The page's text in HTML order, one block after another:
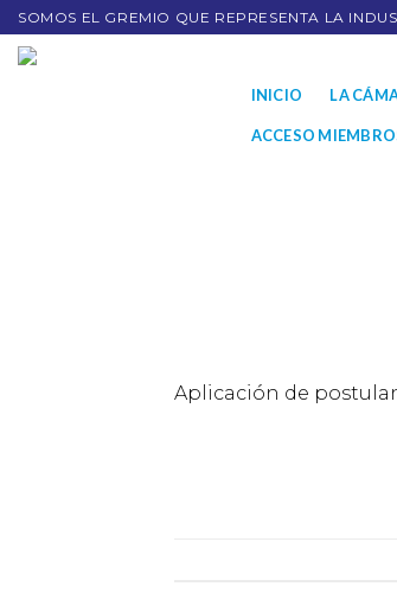
SOMOS EL GREMIO QUE REPRESENTA LA
INICIO LA
ACCESO
Aplicación de